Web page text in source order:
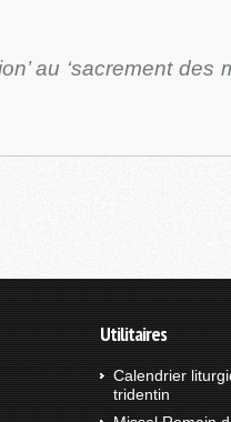
au ‘sacrement des
Utilitaires
Calendrier
tridentin